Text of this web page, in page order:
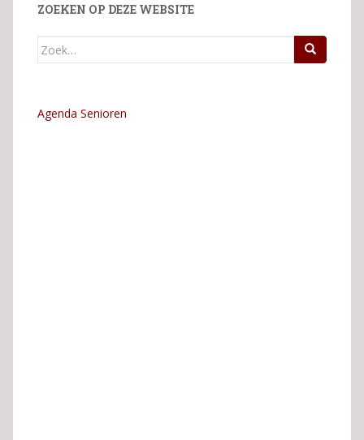
ZOEKEN OP DEZE WEBSITE
Zoek
Agenda Senioren